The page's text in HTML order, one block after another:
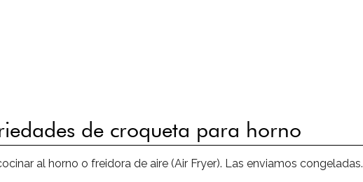
de croqueta para horno
al horno o freidora de aire (Air Fryer). Las enviamos congeladas.